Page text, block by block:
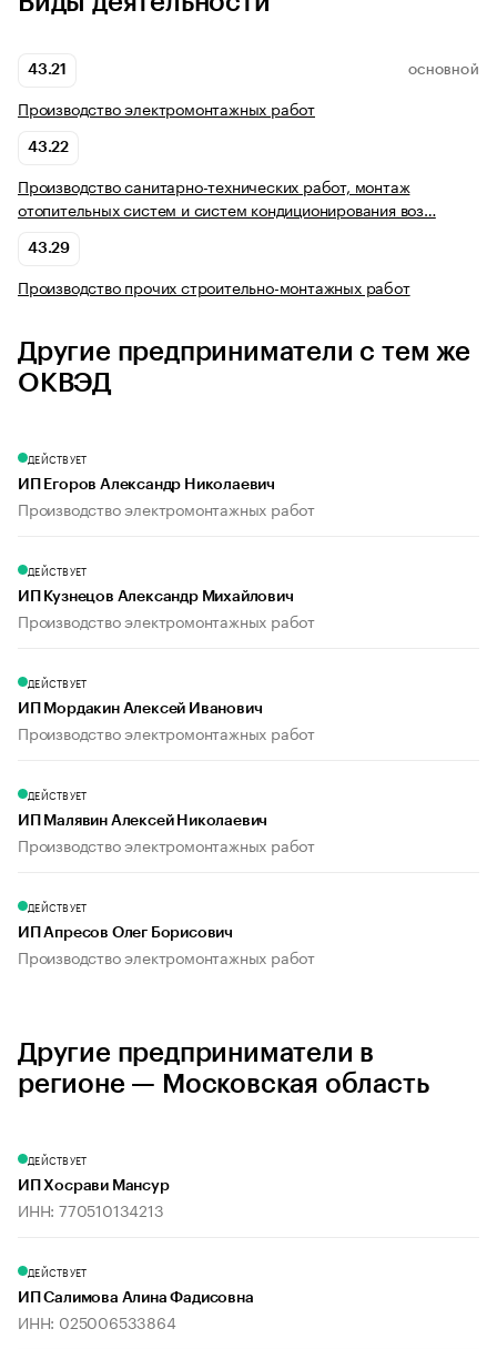
43.21 ОСНОВНОЙ
Производство электромонтажных работ
43.22
Производство санитарно-технических работ, монтаж
отопительных систем и систем кондиционирования воз…
43.29
Производство прочих строительно-монтажных работ
Другие предприниматели с тем же
ОКВЭД
ДЕЙСТВУЕТ
ИП Егоров Александр Николаевич
Производство электромонтажных работ
ДЕЙСТВУЕТ
ИП Кузнецов Александр Михайлович
Производство электромонтажных работ
ДЕЙСТВУЕТ
ИП Мордакин Алексей Иванович
Производство электромонтажных работ
ДЕЙСТВУЕТ
ИП Малявин Алексей Николаевич
Производство электромонтажных работ
ДЕЙСТВУЕТ
ИП Апресов Олег Борисович
Производство электромонтажных работ
Другие предприниматели в
регионе — Московская область
ДЕЙСТВУЕТ
ИП Хосрави Мансур
ИНН: 770510134213
ДЕЙСТВУЕТ
ИП Салимова Алина Фадисовна
ИНН: 025006533864